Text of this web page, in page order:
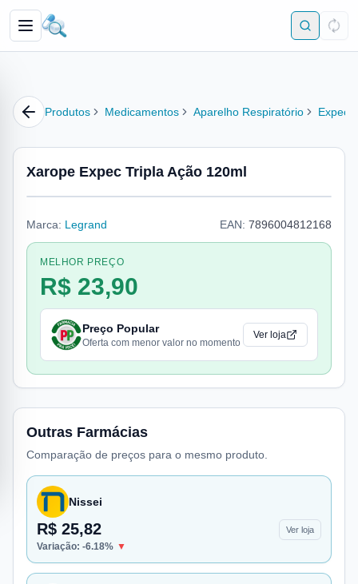
Produtos Medicamentos Aparelho Respiratório
Xarope Expec Tripla Ação 120ml
Marca: Legrand EAN: 7896004812168
MELHOR PREÇO
R$ 23,90
Preço Popular
Oferta com menor valor no momento
Ver loja
Outras Farmácias
Comparação de preços para o mesmo produto.
Nissei
R$ 25,82 Ver loja
Variação: -6.18% ▼